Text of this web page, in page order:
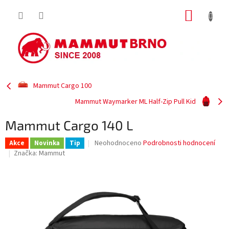
Mammut Cargo 100
Mammut Waymarker ML Half-Zip Pull Kid
Mammut Cargo 140 L
Akce Novinka Tip
Průměrné
z
5
Neohodnoceno Podrobnosti hodnocení
Značka: Mammut